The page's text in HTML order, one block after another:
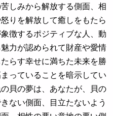
しみから解放する側面、相
りを解放して癒しをもたら
徴するポジティブな人、動
力が認められて財産や愛情
らす幸せに満ちた未来を勝
っていることを暗示してい
貝の夢は、あなたが、貝の
ない側面、目立たないよう